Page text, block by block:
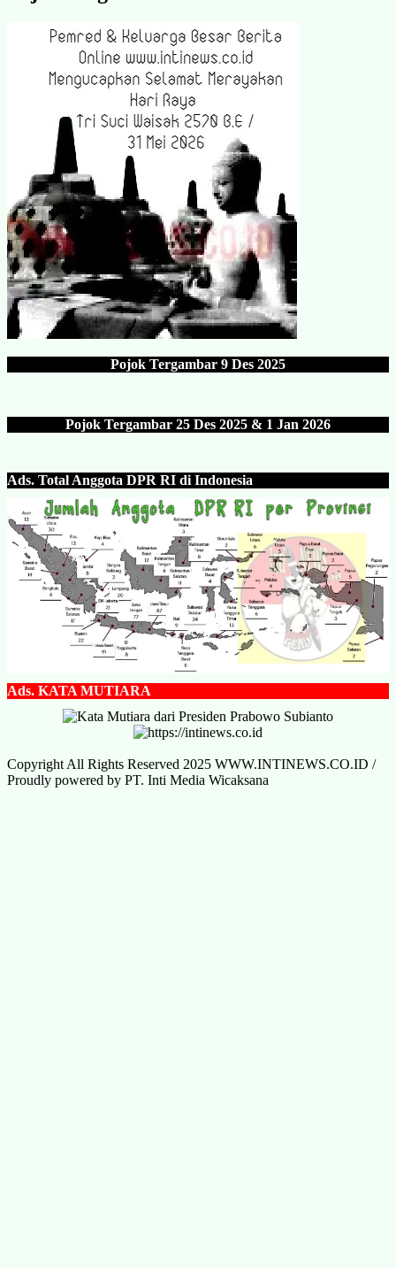
Pojok Tergambar 9 Des 2025
Pojok Tergambar 25 Des 2025 & 1 Jan 2026
Ads. Total Anggota DPR RI di Indonesia
Ads. KATA MUTIARA
Copyright All Rights Reserved 2025 WWW.INTINEWS.CO.ID /
Proudly powered by PT. Inti Media Wicaksana